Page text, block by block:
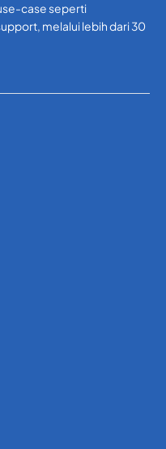
case seperti
melalui lebih dari 30